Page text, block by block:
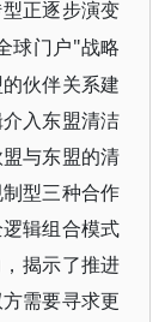
正逐步演变
球门户"战略
伙伴关系建
入东盟清洁
与东盟的清
型三种合作
辑组合模式
揭示了推进
需要寻求更